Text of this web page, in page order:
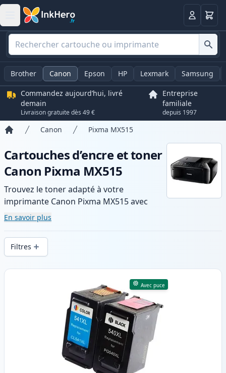
Panier
Brother Canon Epson HP Lexmark Samsung
Commandez aujourd’hui, livré
demain
Livraison gratuite dès 49 €
Entreprise
familiale
depuis 1997
Canon Pixma MX515
Cartouches d’encre et toner
Canon Pixma MX515
Trouvez le toner adapté à votre
imprimante Canon Pixma MX515 avec
notre gamme de cartouches compatibles
et haute capacité. Profitez d’une qualité
d’impression constante et d’une livraison
rapide depuis un stock local en .
En savoir plus
Filtres
Produits
Avec puce